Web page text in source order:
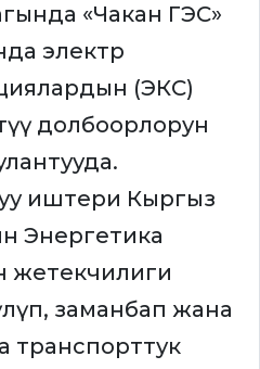
«Чакан ГЭС»
электр
(ЭКС)
долбоорлорун
иштери Кыргыз
Энергетика
жетекчилиги
заманбап жана
транспорттук